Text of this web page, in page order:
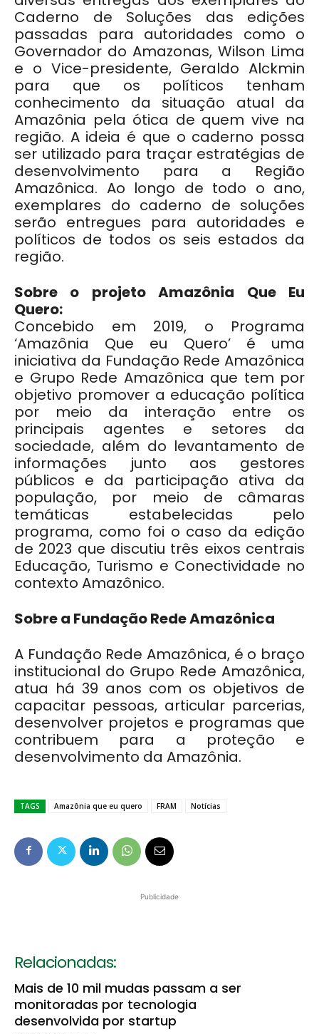
Caderno de Soluções das edições
passadas para autoridades como o
Governador do Amazonas, Wilson Lima
e o Vice-presidente, Geraldo Alckmin
para que os políticos tenham
conhecimento da situação atual da
Amazônia pela ótica de quem vive na
região. A ideia é que o caderno possa
ser utilizado para traçar estratégias de
desenvolvimento para a Região
Amazônica. Ao longo de todo o ano,
exemplares do caderno de soluções
serão entregues para autoridades e
políticos de todos os seis estados da
região.
Sobre o projeto Amazônia Que Eu
Quero:
Concebido em 2019, o Programa
‘Amazônia Que eu Quero’ é uma
iniciativa da Fundação Rede Amazônica
e Grupo Rede Amazônica que tem por
objetivo promover a educação política
por meio da interação entre os
principais agentes e setores da
sociedade, além do levantamento de
informações junto aos gestores
públicos e da participação ativa da
população, por meio de câmaras
temáticas estabelecidas pelo
programa, como foi o caso da edição
de 2023 que discutiu três eixos centrais
Educação, Turismo e Conectividade no
contexto Amazônico.
Sobre a Fundação Rede Amazônica
A Fundação Rede Amazônica, é o braço
institucional do Grupo Rede Amazônica,
atua há 39 anos com os objetivos de
capacitar pessoas, articular parcerias,
desenvolver projetos e programas que
contribuem para a proteção e
desenvolvimento da Amazônia.
TAGS Amazônia que eu quero FRAM Notícias
Publicidade
Relacionadas:
Mais de 10 mil mudas passam a ser
monitoradas por tecnologia
desenvolvida por startup